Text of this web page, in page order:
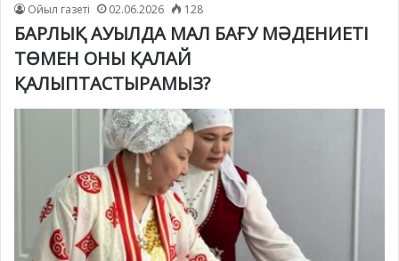
Ойыл газеті 02.06.2026 128
БАРЛЫҚ АУЫЛДА МАЛ БАҒУ МӘДЕНИЕТІ
ТӨМЕН ОНЫ ҚАЛАЙ
ҚАЛЫПТАСТЫРАМЫЗ?